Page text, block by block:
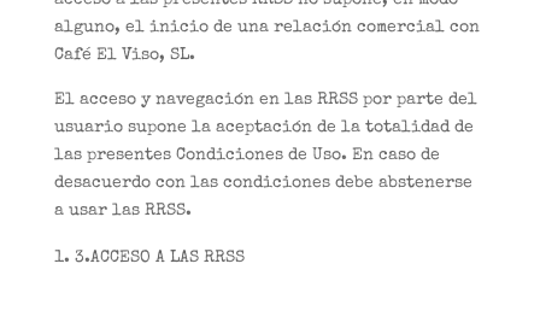
alguno, el inicio de una relación comercial con
Café El Viso, SL.
El acceso y navegación en las RRSS por parte del
usuario supone la aceptación de la totalidad de
las presentes Condiciones de Uso. En caso de
desacuerdo con las condiciones debe abstenerse
a usar las RRSS.
3.ACCESO A LAS RRSS